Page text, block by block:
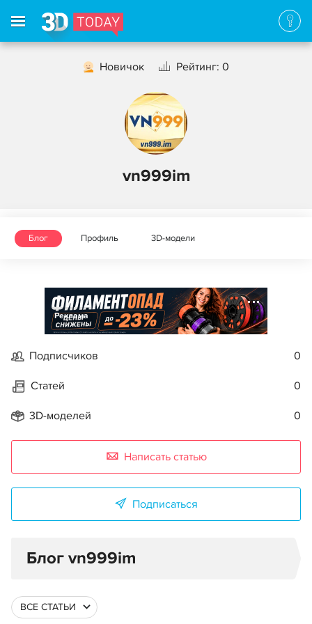
Новичок Рейтинг: 0
vn999im
Блог Профиль 3D-модели
Реклама
Подписчиков 0
Статей 0
3D-моделей 0
Написать статью
Подписаться
Блог vn999im
ВСЕ СТАТЬИ